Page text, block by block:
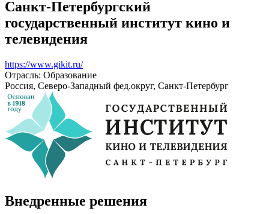
Санкт-Петербургский
государственный институт кино и
телевидения
https://www.gikit.ru/
Отрасль: Образование
Россия, Северо-Западный фед.округ, Санкт-Петербург
Внедренные решения